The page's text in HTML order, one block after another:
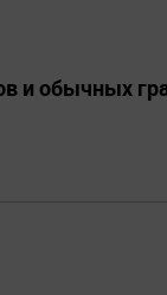
и обычных